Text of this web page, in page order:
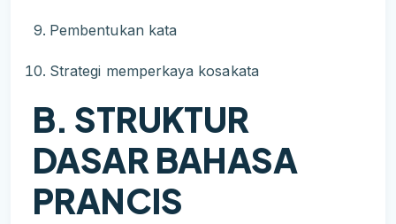
Pembentukan kata
Strategi memperkaya kosakata
B. STRUKTUR
DASAR BAHASA
PRANCIS